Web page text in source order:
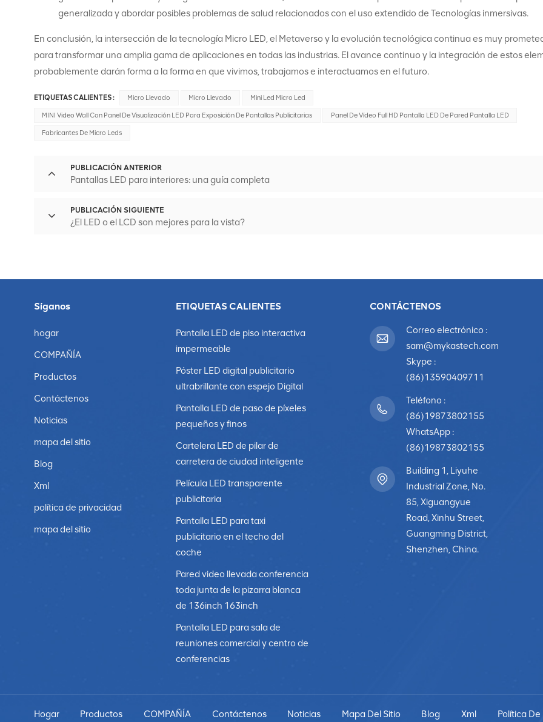
generalizada y abordar posibles problemas de salud relacionados con el uso extendido de Tecnologías inmersivas.
En conclusión, la intersección de la tecnología Micro LED, el Metaverso y la evolución tecnológica continua es muy
para transformar una amplia gama de aplicaciones en todas las industrias. El avance continuo y la integración de estos
probablemente darán forma a la forma en que vivimos, trabajamos e interactuamos en el futuro.
ETIQUETAS CALIENTES : Micro Llevado Micro Llevado Mini Led Micro Led
MINI Video Wall Con Panel De Visualización LED Para Exposición De Pantallas Publicitarias Panel De Vídeo Full HD Pantalla LED De Pared Pantalla LED
Fabricantes De Micro Leds
PUBLICACIÓN ANTERIOR
Pantallas LED para interiores: una guía completa
PUBLICACIÓN SIGUIENTE
¿El LED o el LCD son mejores para la vista?
Síganos
hogar
COMPAÑÍA
Productos
Contáctenos
Noticias
mapa del sitio
Blog
Xml
política de privacidad
mapa del sitio
ETIQUETAS CALIENTES
Pantalla LED de piso interactiva
impermeable
Póster LED digital publicitario
ultrabrillante con espejo Digital
Pantalla LED de paso de píxeles
pequeños y finos
Cartelera LED de pilar de
carretera de ciudad inteligente
Película LED transparente
publicitaria
Pantalla LED para taxi
publicitario en el techo del
coche
Pared video llevada conferencia
toda junta de la pizarra blanca
de 136inch 163inch
Pantalla LED para sala de
reuniones comercial y centro de
conferencias
CONTÁCTENOS
Correo electrónico :
sam@mykastech.com
Skype :
(86)13590409711
Teléfono :
(86)19873802155
WhatsApp :
(86)19873802155
Building 1, Liyuhe
Industrial Zone, No.
85, Xiguangyue
Road, Xinhu Street,
Guangming District,
Shenzhen, China.
Hogar Productos COMPAÑÍA Contáctenos Noticias Mapa Del Sitio Blog Xml Política